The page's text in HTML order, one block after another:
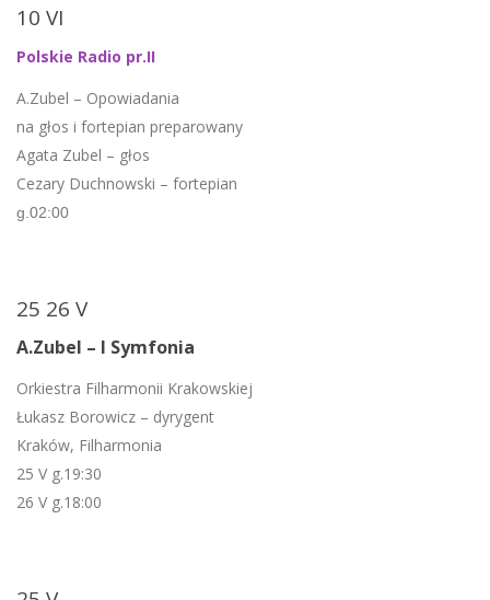
10 VI
Polskie Radio pr.II
A.Zubel – Opowiadania
na głos i fortepian preparowany
Agata Zubel – głos
Cezary Duchnowski – fortepian
g.02:00
25 26 V
A.Zubel – I Symfonia
Orkiestra Filharmonii Krakowskiej
Łukasz Borowicz – dyrygent
Kraków, Filharmonia
25 V g.19:30
26 V g.18:00